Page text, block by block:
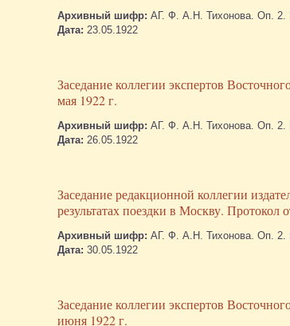
Архивный шифр: АГ. Ф. А.Н. Тихонова. Оп. 2.
Дата: 23.05.1922
Заседание коллегии экспертов
мая 1922 г.
Архивный шифр: АГ. Ф. А.Н. Тихонова. Оп. 2.
Дата: 26.05.1922
Заседание редакционной коллегии
результатах поездки в Москву. Протокол
Архивный шифр: АГ. Ф. А.Н. Тихонова. Оп. 2.
Дата: 30.05.1922
Заседание коллегии экспертов
июня 1922 г.